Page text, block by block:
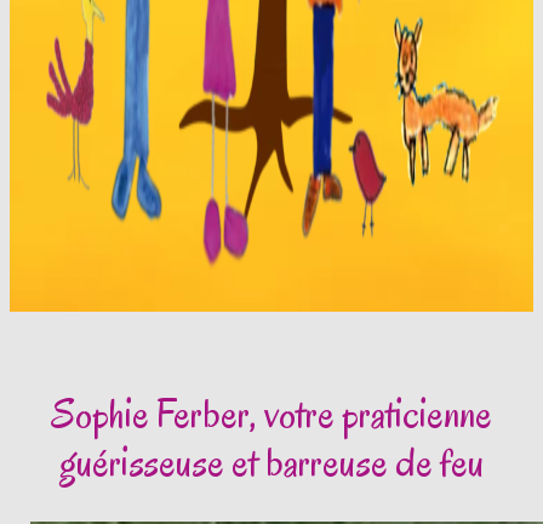
Sophie Ferber, votre praticienne
guérisseuse et barreuse de feu